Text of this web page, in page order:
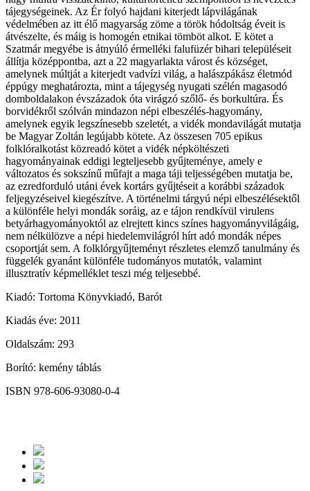
tájegységeinek. Az Ér folyó hajdani kiterjedt lápvilágának
védelmében az itt élő magyarság zöme a török hódoltság éveit is
átvészelte, és máig is homogén etnikai tömböt alkot. E kötet a
Szatmár megyébe is átnyúló érmelléki falufüzér bihari településeit
állítja középpontba, azt a 22 magyarlakta várost és községet,
amelynek múltját a kiterjedt vadvízi világ, a halászpákász életmód
éppúgy meghatározta, mint a tájegység nyugati szélén magasodó
domboldalakon évszázadok óta virágzó szőlő- és borkultúra. És
borvidékről szólván mindazon népi elbeszélés-hagyomány,
amelynek egyik legszínesebb szeletét, a vidék mondavilágát mutatja
be Magyar Zoltán legújabb kötete. Az összesen 705 epikus
folklóralkotást közreadó kötet a vidék népköltészeti
hagyományainak eddigi legteljesebb gyűjteménye, amely e
változatos és sokszínű műfajt a maga táji teljességében mutatja be,
az ezredforduló utáni évek kortárs gyűjtéseit a korábbi századok
feljegyzéseivel kiegészítve. A történelmi tárgyú népi elbeszélésektől
a különféle helyi mondák soráig, az e tájon rendkívül virulens
betyárhagyományoktól az elrejtett kincs színes hagyományvilágáig,
nem nélkülözve a népi hiedelemvilágról hírt adó mondák népes
csoportját sem. A folklórgyűjteményt részletes elemző tanulmány és
függelék gyanánt különféle tudományos mutatók, valamint
illusztratív képmelléklet teszi még teljesebbé.
Kiadó: Tortoma Könyvkiadó, Barót
Kiadás éve: 2011
Oldalszám: 293
Borító: kemény táblás
ISBN 978-606-93080-0-4